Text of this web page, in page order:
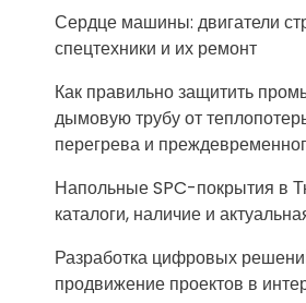
Сердце машины: двигатели
спецтехники и их ремонт
Как правильно защитить
дымовую трубу от
перегрева и
Напольные SPC-покрытия в
каталоги, наличие и
Разработка цифровых
продвижение проектов в